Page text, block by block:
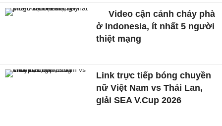
Video cận cảnh cháy phà
ở Indonesia, ít nhất 5 người
thiệt mạng
Link trực tiếp bóng chuyền
nữ Việt Nam vs Thái Lan,
giải SEA V.Cup 2026